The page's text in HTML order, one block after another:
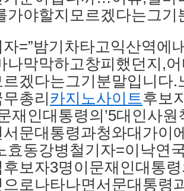
가야할지모르겠다는그기
자=”밤기차타고익산역
나막막하고창피했던지,
겠다는그기분말입니다.
총리 카지노사이트후보
재인대통령의’5대인사원
서문대통령과청와대가이
효동강병철기자=이낙연
보자3명이문재인대통령
로나타나면서문대통령